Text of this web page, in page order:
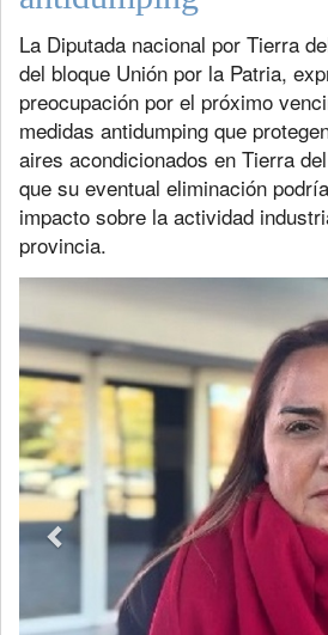
La Diputada nacional por Tierra
del bloque Unión por la Patria,
preocupación por el próximo
medidas antidumping que
aires acondicionados en Tierra
que su eventual eliminación
impacto sobre la actividad
provincia.
Previous